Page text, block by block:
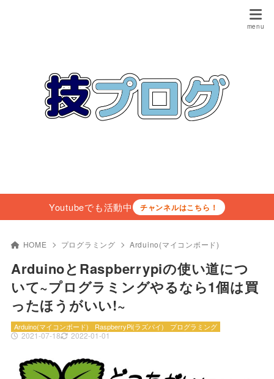
Youtubeでも活動中 チャンネルはこちら！
HOME プログラミング Arduino(マイコンボード)
ArduinoとRaspberrypiの使い道につ
いて~プログラミングやるなら1個は買
ったほうがいい!~
2021-07-18 2022-01-01
Arduino(マイコンボード) RaspberryPi(ラズパイ) プログラミング